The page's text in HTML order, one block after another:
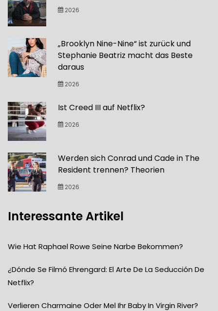
2026
„Brooklyn Nine-Nine“ ist zurück und
Stephanie Beatriz macht das Beste
daraus
2026
Ist Creed III auf Netflix?
2026
Werden sich Conrad und Cade in The
Resident trennen? Theorien
2026
Interessante Artikel
Wie Hat Raphael Rowe Seine Narbe Bekommen?
¿Dónde Se Filmó Ehrengard: El Arte De La Seducción De
Netflix?
Verlieren Charmaine Oder Mel Ihr Baby In Virgin River?